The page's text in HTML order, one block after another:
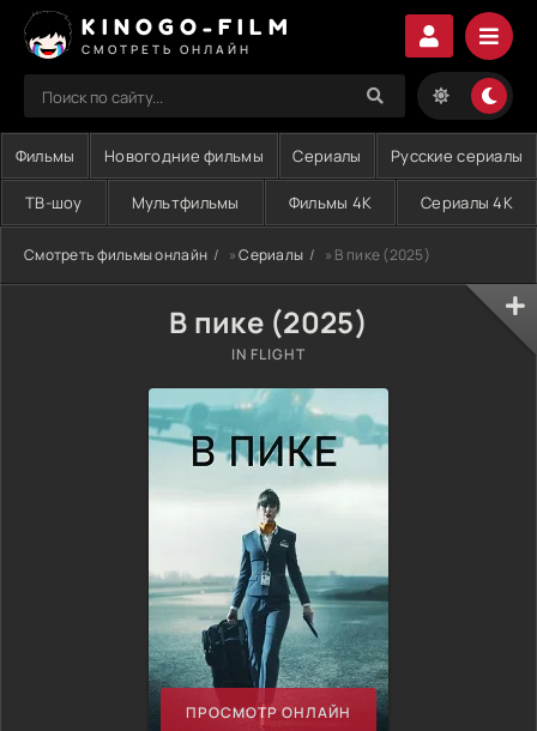
KINOGO-FILM
СМОТРЕТЬ ОНЛАЙН
Фильмы Новогодние фильмы Сериалы Русские сериалы
ТВ-шоу Мультфильмы Фильмы 4K Сериалы 4K
Смотреть фильмы онлайн »Сериалы » В пике (2025)
В пике (2025)
IN FLIGHT
ПРОСМОТР ОНЛАЙН